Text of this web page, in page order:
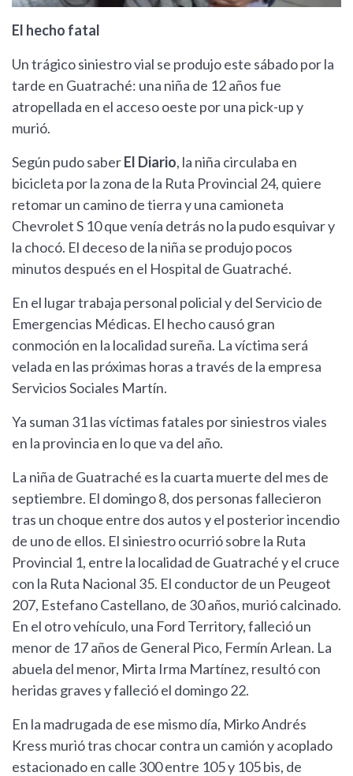
El hecho fatal
Un trágico siniestro vial se produjo este sábado por la
tarde en Guatraché: una niña de 12 años fue
atropellada en el acceso oeste por una pick-up y
murió.
Según pudo saberEl Diario, la niña circulaba en
bicicleta por la zona de la Ruta Provincial 24, quiere
retomar un camino de tierra y una camioneta
Chevrolet S 10 que venía detrás no la pudo esquivar y
la chocó. El deceso de la niña se produjo pocos
minutos después en el Hospital de Guatraché.
En el lugar trabaja personal policial y del Servicio de
Emergencias Médicas. El hecho causó gran
conmoción en la localidad sureña. La víctima será
velada en las próximas horas a través de la empresa
Servicios Sociales Martín.
Ya suman 31 las víctimas fatales por siniestros viales
en la provincia en lo que va del año.
La niña de Guatraché es la cuarta muerte del mes de
septiembre. El domingo 8, dos personas fallecieron
tras un choque entre dos autos y el posterior incendio
de uno de ellos. El siniestro ocurrió sobre la Ruta
Provincial 1, entre la localidad de Guatraché y el cruce
con la Ruta Nacional 35. El conductor de un Peugeot
207, Estefano Castellano, de 30 años, murió calcinado.
En el otro vehículo, una Ford Territory, falleció un
menor de 17 años de General Pico, Fermín Arlean. La
abuela del menor, Mirta Irma Martínez, resultó con
heridas graves y falleció el domingo 22.
En la madrugada de ese mismo día, Mirko Andrés
Kress murió tras chocar contra un camión y acoplado
estacionado en calle 300 entre 105 y 105 bis, de